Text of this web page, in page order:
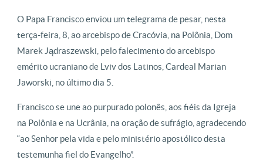
O Papa Francisco enviou um telegrama de pesar, nesta
terça-feira, 8, ao arcebispo de Cracóvia, na Polônia, Dom
Marek Jądraszewski, pelo falecimento do arcebispo
emérito ucraniano de Lviv dos Latinos, Cardeal Marian
Jaworski, no último dia 5.
Francisco se une ao purpurado polonês, aos fiéis da Igreja
na Polônia e na Ucrânia, na oração de sufrágio, agradecendo
“ao Senhor pela vida e pelo ministério apostólico desta
testemunha fiel do Evangelho”.